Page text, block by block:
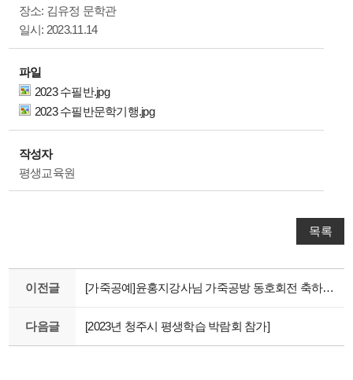
장소: 김유정 문학관
일시: 2023.11.14
파일
2023 수필반.jpg
2023 수필반문학기행.jpg
작성자
평생교육원
목록
이전글 [가죽공예]윤홍지강사님 가죽공방 동호회전 축하드립니다~
다음글 [2023년 청주시 평생학습 박람회 참가]